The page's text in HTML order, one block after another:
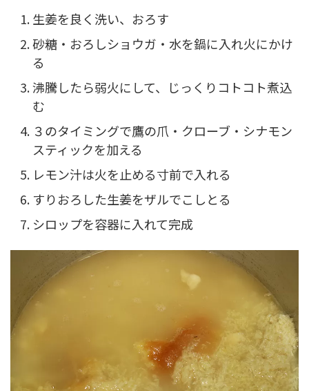
生姜を良く洗い、おろす
砂糖・おろしショウガ・水を鍋に入れ火にかけ
る
沸騰したら弱火にして、じっくりコトコト煮込
む
３のタイミングで鷹の爪・クローブ・シナモン
スティックを加える
レモン汁は火を止める寸前で入れる
すりおろした生姜をザルでこしとる
シロップを容器に入れて完成